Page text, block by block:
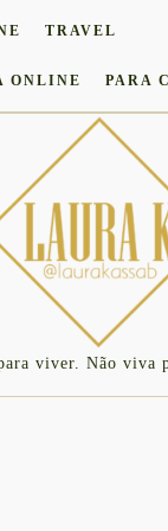
TRAVEL
ONLINE PARA
viver. Não viva